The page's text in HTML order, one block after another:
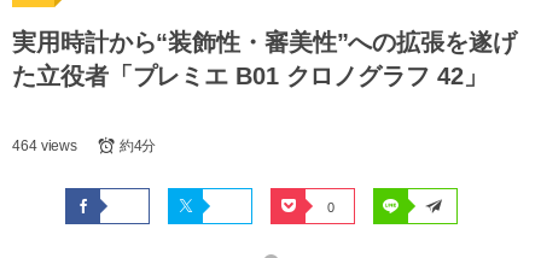
実用時計から“装飾性・審美性”への拡張を遂げ
た立役者「プレミエ B01 クロノグラフ 42」
464 views 約4分
0